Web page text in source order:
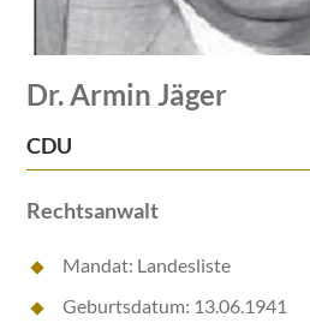
Dr. Armin Jäger
CDU
Rechtsanwalt
Mandat: Landesliste
Geburtsdatum: 13.06.1941